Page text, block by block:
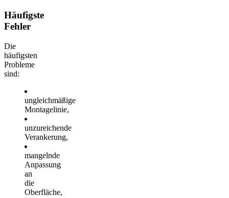
Häufigste
Fehler
Die
häufigsten
Probleme
sind:
ungleichmäßige
Montagelinie,
unzureichende
Verankerung,
mangelnde
Anpassung
an
die
Oberfläche,